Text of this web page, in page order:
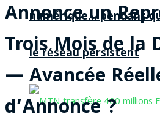
numérique… pendant
le réseau persistent
Annonce un
Trois Mois de la
— Avancée
d’Annonce ?